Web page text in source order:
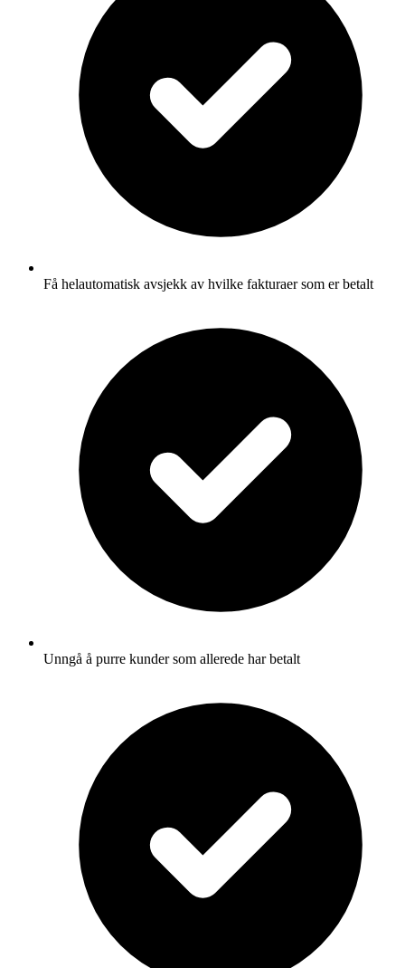
Få helautomatisk avsjekk av hvilke fakturaer som er betalt
Unngå å purre kunder som allerede har betalt